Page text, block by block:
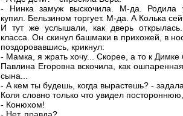
- Нинка замуж выскочила. М-да. Родила
купил. Бельзином торгует. М-да. А Колька
И тут же услышали, как дверь
класса. Он скинул башмаки в прихожей, в
поздоровавшись, крикнул:
- Мамка, я жрать хочу... Скорее, а то к Димке
Павлина Егоровна вскочила, как
сына...
- А кем ты будешь, когда вырастешь? -
Коля словно только что увидел
- Конюхом!